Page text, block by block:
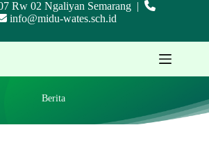
Rw 02 Ngaliyan Semarang |
info@midu-wates.sch.id
Berita